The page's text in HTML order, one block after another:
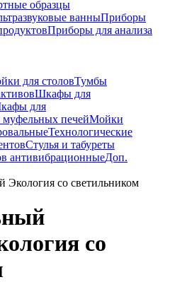
образцы
ванныПриборы
Приборы для анализа
для столовТумбы
Шкафы для
для
печейМойки
Технологические
Стулья и табуреты
антивибрационныеДоп.
со светильником
со